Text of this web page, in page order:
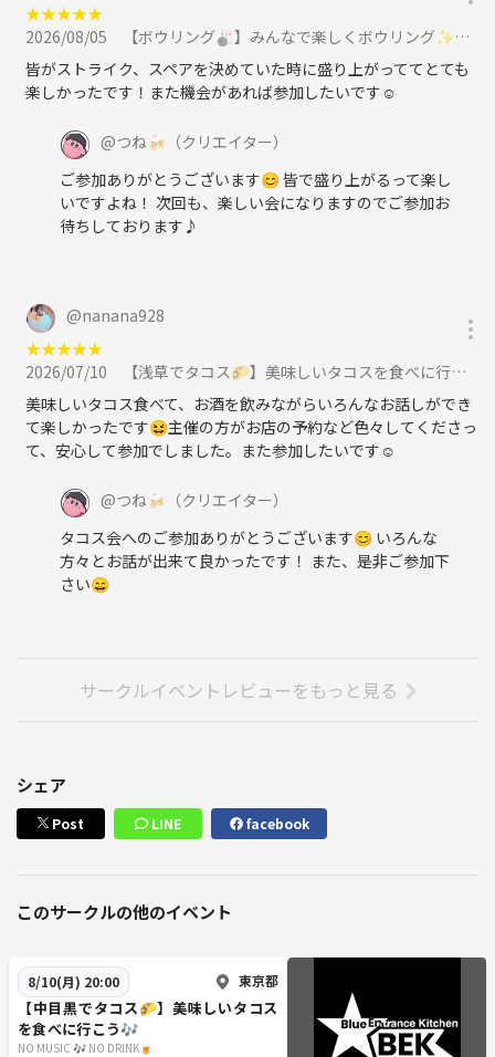
★★★★★
2026/08/05
【ボウリング🎳】みんなで楽しくボウリング✨に参加
皆がストライク、スペアを決めていた時に盛り上がっててとても
楽しかったです！また機会があれば参加したいです☺
@つね🍻 （クリエイター）
ご参加ありがとうございます😊 皆で盛り上がるって楽し
いですよね！ 次回も、楽しい会になりますのでご参加お
待ちしております♪
@nanana928
★★★★★
2026/07/10
【浅草でタコス🌮】美味しいタコスを食べに行こう🎶に参加
美味しいタコス食べて、お酒を飲みながらいろんなお話しができ
て楽しかったです😆主催の方がお店の予約など色々してくださっ
て、安心して参加でしました。また参加したいです☺️
@つね🍻 （クリエイター）
タコス会へのご参加ありがとうございます😊 いろんな
方々とお話が出来て良かったです！ また、是非ご参加下
さい😄
サークルイベントレビューをもっと見る
シェア
Post LINE facebook
このサークルの他のイベント
8/10(月) 20:00 東京都
【中目黒でタコス🌮】美味しいタコス
を食べに行こう🎶
NO MUSIC 🎶 NO DRINK🍺